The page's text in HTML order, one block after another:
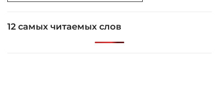
12 самых читаемых слов